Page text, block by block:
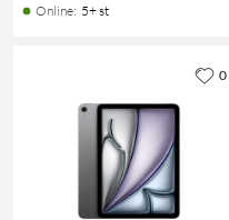
Online: 5+ st
0